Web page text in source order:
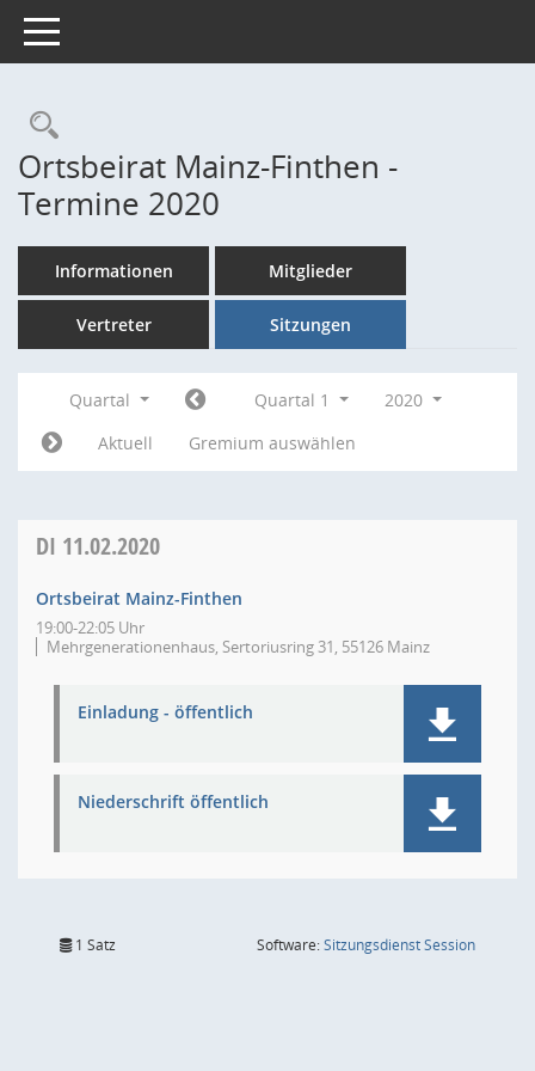
Toggle navigation
Rechercheauswahl
Ortsbeirat Mainz-Finthen -
Termine 2020
Informationen Mitglieder
Vertreter Sitzungen
Quartal Quartal 1
2020
Aktuell
Gremium auswählen
DI 11.02.2020
Ortsbeirat Mainz-Finthen
19:00-22:05 Uhr
Mehrgenerationenhaus, Sertoriusring 31, 55126 Mainz
Einladung - öffentlich
Niederschrift öffentlich
1 Satz Software:SitzungsdienstSession(Wird in